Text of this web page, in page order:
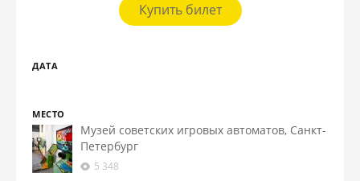
Купить билет
ДАТА
МЕСТО
Музей советских игровых автоматов, Санкт-
Петербург
5 348